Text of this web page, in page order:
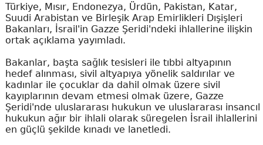
Türkiye, Mısır, Endonezya, Ürdün, Pakistan, Katar,
Suudi Arabistan ve Birleşik Arap Emirlikleri Dışişleri
Bakanları, İsrail'in Gazze Şeridi'ndeki ihlallerine ilişkin
ortak açıklama yayımladı.
Bakanlar, başta sağlık tesisleri ile tıbbi altyapının
hedef alınması, sivil altyapıya yönelik saldırılar ve
kadınlar ile çocuklar da dahil olmak üzere sivil
kayıplarının devam etmesi olmak üzere, Gazze
Şeridi'nde uluslararası hukukun ve uluslararası insancıl
hukukun ağır bir ihlali olarak süregelen İsrail ihlallerini
en güçlü şekilde kınadı ve lanetledi.